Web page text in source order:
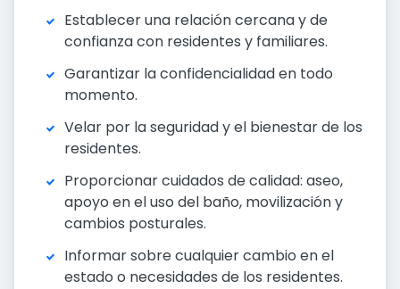
Establecer una relación cercana y de
confianza con residentes y familiares.
Garantizar la confidencialidad en todo
momento.
Velar por la seguridad y el bienestar de los
residentes.
Proporcionar cuidados de calidad: aseo,
apoyo en el uso del baño, movilización y
cambios posturales.
Informar sobre cualquier cambio en el
estado o necesidades de los residentes.